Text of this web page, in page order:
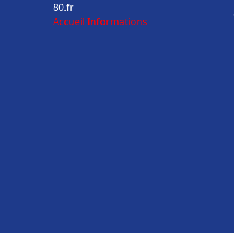
80.fr
Accueil Informations